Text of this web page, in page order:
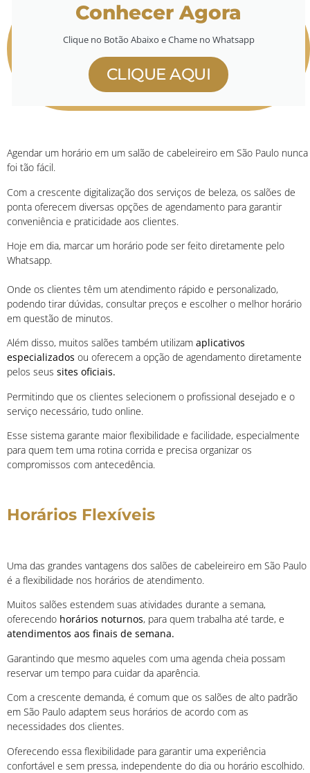
Conhecer Agora
Clique no Botão Abaixo e Chame no Whatsapp
CLIQUE AQUI
Agendar um horário em um salão de cabeleireiro em São Paulo nunca
foi tão fácil.
Com a crescente digitalização dos serviços de beleza, os salões de
ponta oferecem diversas opções de agendamento para garantir
conveniência e praticidade aos clientes.
Hoje em dia, marcar um horário pode ser feito diretamente pelo
Whatsapp.
Onde os clientes têm um atendimento rápido e personalizado,
podendo tirar dúvidas, consultar preços e escolher o melhor horário
em questão de minutos.
Além disso, muitos salões também utilizam aplicativos
especializados ou oferecem a opção de agendamento diretamente
pelos seus sites oficiais.
Permitindo que os clientes selecionem o profissional desejado e o
serviço necessário, tudo online.
Esse sistema garante maior flexibilidade e facilidade, especialmente
para quem tem uma rotina corrida e precisa organizar os
compromissos com antecedência.
Horários Flexíveis
Uma das grandes vantagens dos salões de cabeleireiro em São Paulo
é a flexibilidade nos horários de atendimento.
Muitos salões estendem suas atividades durante a semana,
oferecendo horários noturnos, para quem trabalha até tarde, e
atendimentos aos finais de semana.
Garantindo que mesmo aqueles com uma agenda cheia possam
reservar um tempo para cuidar da aparência.
Com a crescente demanda, é comum que os salões de alto padrão
em São Paulo adaptem seus horários de acordo com as
necessidades dos clientes.
Oferecendo essa flexibilidade para garantir uma experiência
confortável e sem pressa, independente do dia ou horário escolhido.